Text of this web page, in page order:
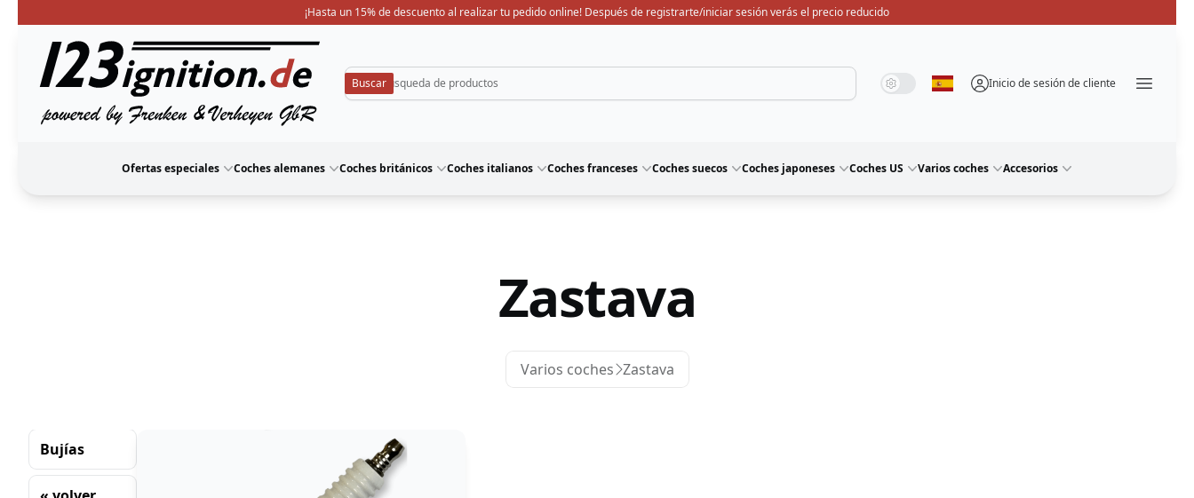
¡Hasta un 15% de descuento al realizar tu pedido online! Después de registrarte/iniciar sesión verás el precio reducido
123ignition
Modo de sistema
Modo de luz
Modo oscuro
Seleccione idioma
Inicio de sesión de cliente Menü
Ofertas especiales Coches alemanes Coches británicos Coches italianos Coches franceses Coches suecos Coches japoneses Coches US Varios coches Accesorios
Zastava
Varios coches Zastava
Bujías